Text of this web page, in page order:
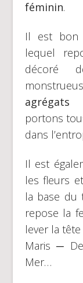
féminin.
Il est bon
lequel
décoré
agrégats
portons
dans
Il est
les fleurs
la base du
repose la
lever la
Maris ─
Mer…